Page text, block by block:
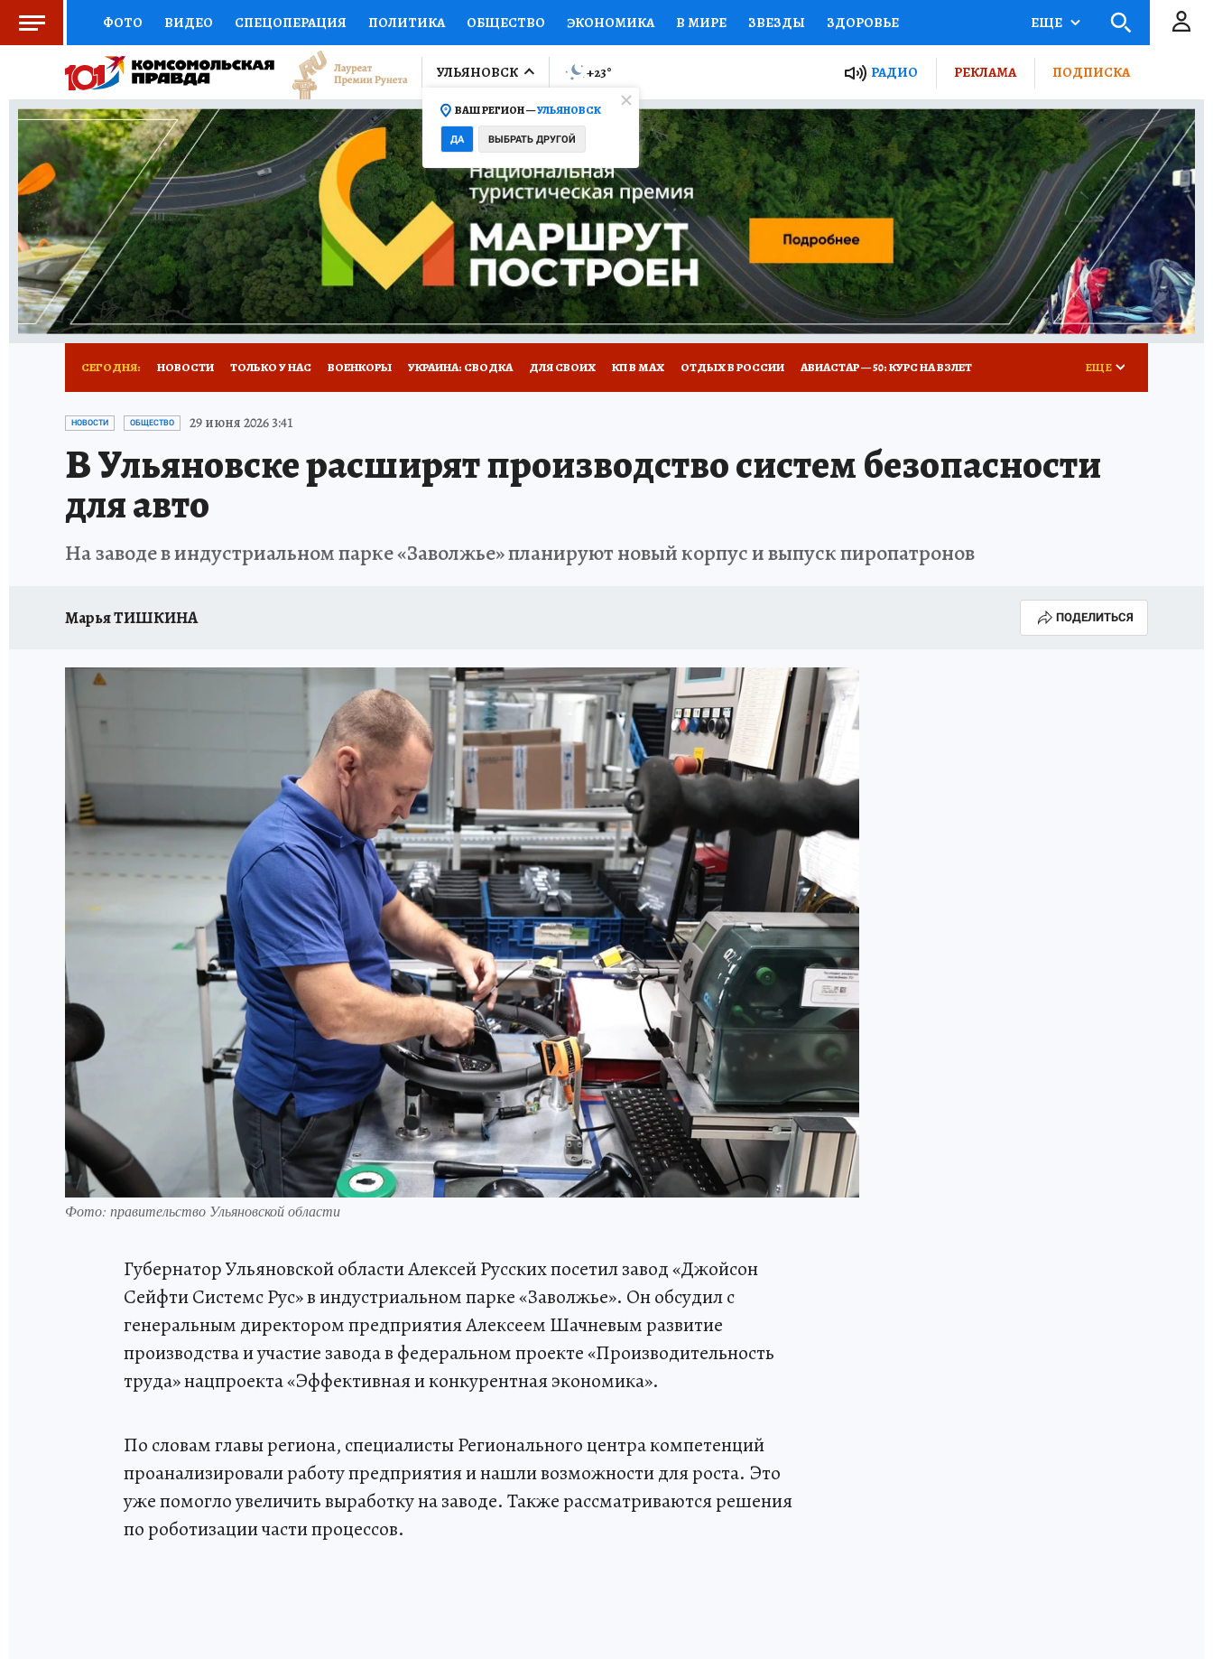
ФОТО ВИДЕО СПЕЦОПЕРАЦИЯ ПОЛИТИКА ОБЩЕСТВО ЭКОНОМИКА В МИРЕ ЗВЕЗДЫ ЗДОРОВЬЕ
СОЦПОДДЕРЖКА НАУКА СПОРТ КОЛУМНИСТЫ ПРОИСШЕСТВИЯ НАЦИОНАЛЬНЫЕ ПРОЕКТЫ РОССИИ
ВЫБОР ЭКСПЕРТОВ ДОКТОР ФИНАНСЫ ОТКРЫВАЕМ МИР Я ЗНАЮ СЕМЬЯ ЖЕНСКИЕ СЕКРЕТЫ ПУТЕВОДИТЕЛЬ
КНИЖНАЯ ПОЛКА ПРОГНОЗЫ НА СПОРТ ПРОМОКОДЫ СЕРИАЛЫ СПЕЦПРОЕКТЫ ДЕФИЦИТ ЖЕЛЕЗА ТУРИЗМ
ПРЕСС-ЦЕНТР НЕДВИЖИМОСТЬ ТЕЛЕВИЗОР КОЛЛЕКЦИИ КОНКУРСЫ РАБОТА У НАС ГИД ПОТРЕБИТЕЛЯ ВСЕ О КП
РАДИО КП РЕКЛАМА ТЕСТЫ НОВОЕ НА САЙТЕ
ЕЩЕ
УЛЬЯНОВСК
ВАШ РЕГИОН —УЛЬЯНОВСК
ДА ВЫБРАТЬ ДРУГОЙ
+23° РАДИО РЕКЛАМА ПОДПИСКА
СЕГОДНЯ: НОВОСТИ ТОЛЬКО У НАС ВОЕНКОРЫ УКРАИНА: СВОДКА ДЛЯ СВОИХ КП В МАХ ОТДЫХ В РОССИИ АВИАСТАР — 50: КУРС НА ВЗЛЕТ
ЗАПОВЕДНАЯ РОССИЯ
ЕЩЕ
НОВОСТИ ОБЩЕСТВО 29 июня 2026 3:41
В Ульяновске расширят производство систем безопасности
для авто
На заводе в индустриальном парке «Заволжье» планируют новый корпус и выпуск пиропатронов
Марья ТИШКИНА ПОДЕЛИТЬСЯ
Фото: правительство Ульяновской области
Губернатор Ульяновской области Алексей Русских посетил завод «Джойсон
Сейфти Системс Рус» в индустриальном парке «Заволжье». Он обсудил с
генеральным директором предприятия Алексеем Шачневым развитие
производства и участие завода в федеральном проекте «Производительность
труда» нацпроекта «Эффективная и конкурентная экономика».
По словам главы региона, специалисты Регионального центра компетенций
проанализировали работу предприятия и нашли возможности для роста. Это
уже помогло увеличить выработку на заводе. Также рассматриваются решения
по роботизации части процессов.